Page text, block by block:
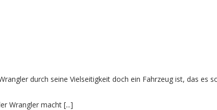
durch seine Vielseitigkeit doch ein Fahrzeug ist, das es
Wrangler macht [...]